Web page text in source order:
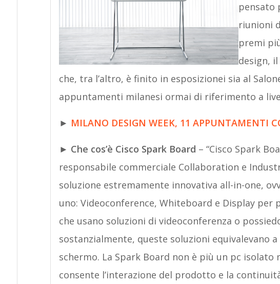
pensato
riunioni
premi
design, il
che, tra l’altro, è finito in esposizionei sia al
appuntamenti milanesi ormai di riferimento a
► MILANO DESIGN WEEK, 11 APPUNTAMENTI
► Che cos’è Cisco Spark Board – “Cisco Spark
responsabile commerciale Collaboration e
soluzione estremamente innovativa all-in-one,
uno: Videoconference, Whiteboard e Display
che usano soluzioni di videoconferenza o
sostanzialmente, queste soluzioni equivalevano
schermo. La Spark Board non è più un pc
consente l’interazione del prodotto e la